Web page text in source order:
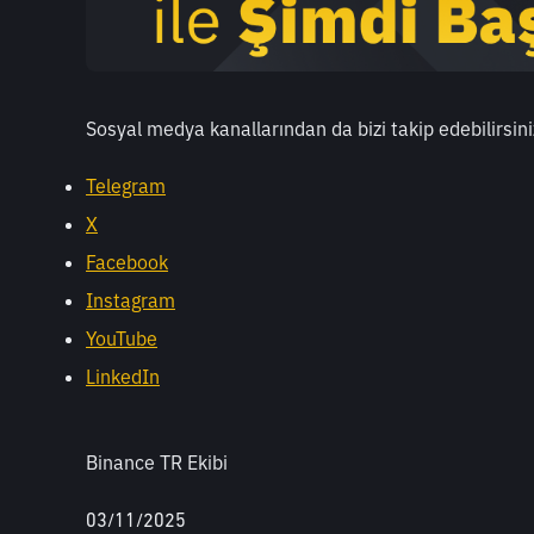
Sosyal medya kanallarından da bizi takip
Telegram
X
Facebook
Instagram
YouTube
LinkedIn
Binance TR Ekibi
03/11/2025